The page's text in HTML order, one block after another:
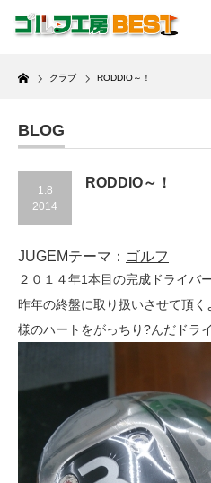
Home
クラブ RODDIO～！
BLOG
1.8
2014
RODDIO～！
JUGEMテーマ： ゴルフ
２０１４年1本目の完成ドライバ
昨年の終盤に取り扱いさせて頂
様のハートをがっちり?んだドラ